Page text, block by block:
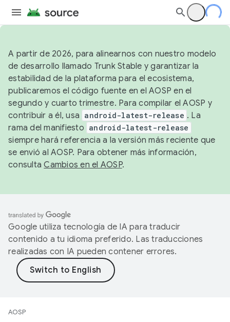
A partir de 2026, para alinearnos con nuestro modelo
de desarrollo llamado Trunk Stable y garantizar la
estabilidad de la plataforma para el ecosistema,
publicaremos el código fuente en el AOSP en el
segundo y cuarto trimestre. Para compilar el AOSP y
contribuir a él, usa android-latest-release . La
rama del manifiesto android-latest-release
siempre hará referencia a la versión más reciente que
se envió al AOSP. Para obtener más información,
consultaCambios en el AOSP.
Google utiliza tecnología de IA para traducir
contenido a tu idioma preferido. Las traducciones
realizadas con IA pueden contener errores.
AOSP